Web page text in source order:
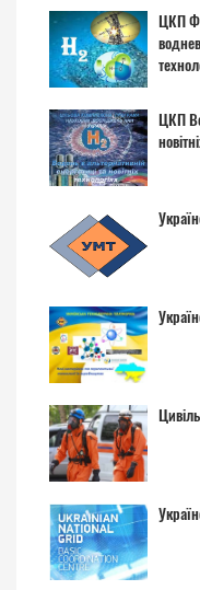
ЦКП
ЦКП